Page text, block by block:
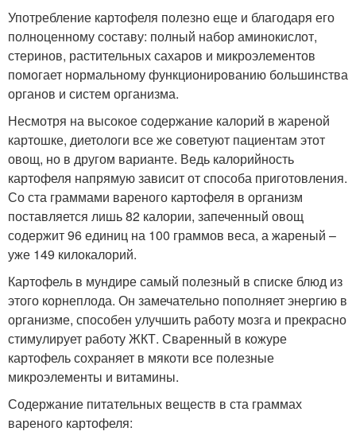
Употребление картофеля полезно еще и благодаря его
полноценному составу: полный набор аминокислот,
стеринов, растительных сахаров и микроэлементов
помогает нормальному функционированию большинства
органов и систем организма.
Несмотря на высокое содержание калорий в жареной
картошке, диетологи все же советуют пациентам этот
овощ, но в другом варианте. Ведь калорийность
картофеля напрямую зависит от способа приготовления.
Со ста граммами вареного картофеля в организм
поставляется лишь 82 калории, запеченный овощ
содержит 96 единиц на 100 граммов веса, а жареный –
уже 149 килокалорий.
Картофель в мундире самый полезный в списке блюд из
этого корнеплода. Он замечательно пополняет энергию в
организме, способен улучшить работу мозга и прекрасно
стимулирует работу ЖКТ. Сваренный в кожуре
картофель сохраняет в мякоти все полезные
микроэлементы и витамины.
Содержание питательных веществ в ста граммах
вареного картофеля: